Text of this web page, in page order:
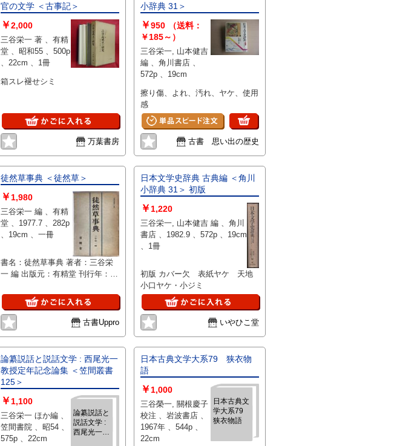
官の文学 ＜古事記＞
￥2,000
三谷栄一 著 、有精
堂 、昭和55 、500p
、22cm 、1冊
箱スレ褪せシミ
万葉書房
小辞典 31＞
￥950
（送料：
￥185～）
三谷栄一, 山本健吉
編 、角川書店 、
572p 、19cm
擦り傷、よれ、汚れ、ヤケ、使用
感
古書 思い出の歴史
徒然草事典 ＜徒然草＞
￥ 1,980
三谷栄一 編 、有精
堂 、1977.7 、282p
、19cm 、一冊
書名：徒然草事典 著者：三谷栄
一 編 出版元：有精堂 刊行年：
鎌倉時代末期から南北朝時代にか
けて成立した随筆文学の傑作『徒
然草』を多面的に解説した事典で
ある。三谷栄一の編集のもと、有
容・語彙・人物・時代背景などを
体系的に整理しており、研究者や
学生が『徒然草』を読み解く際の
信頼性の高い参照資料となってい
る。古典文学研究の基礎資料とし
て、その学術的価値は高い。
古書Uppro
日本文学史辞典 古典編 ＜角川
小辞典 31＞ 初版
￥ 1,220
三谷栄一, 山本健吉 編 、角川
書店 、1982.9 、572p 、19cm
、1冊
初版 カバー欠 表紙ヤケ 天地
小口ヤケ・小ジミ
いやひこ堂
論纂説話と説話文学 : 西尾光一
教授定年記念論集 ＜笠間叢書
125＞
論纂説話と
説話文学 :
西尾光一教
￥ 1,100
三谷栄一 ほか編 、
笠間書院 、昭54 、
575p 、22cm
日本古典文学大系79 狭衣物
語
日本古典文
学大系79
狭衣物語
￥ 1,000
三谷榮一, 關根慶子
校注 、岩波書店 、
1967年 、544p 、
22cm